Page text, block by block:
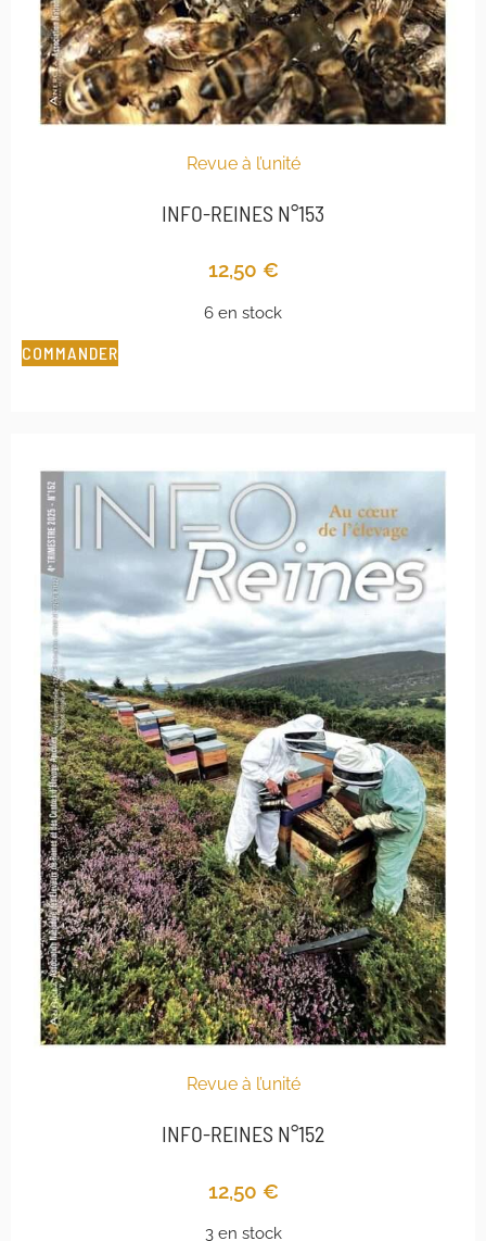
Revue à l’unité
INFO-REINES N°153
12,50 €
6 en stock
COMMANDER
Revue à l’unité
INFO-REINES N°152
12,50 €
3 en stock